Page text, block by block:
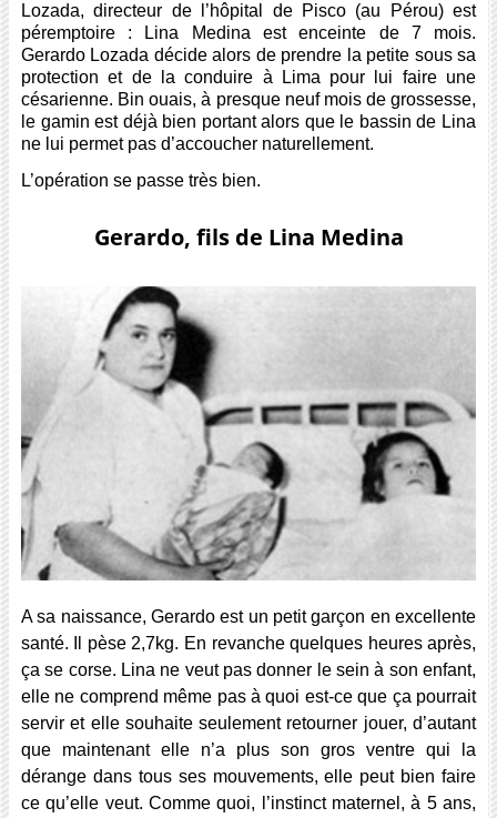
Lozada, directeur de l’hôpital de Pisco (au Pérou) est
péremptoire : Lina Medina est enceinte de 7 mois.
Gerardo Lozada décide alors de prendre la petite sous sa
protection et de la conduire à Lima pour lui faire une
césarienne. Bin ouais, à presque neuf mois de grossesse,
le gamin est déjà bien portant alors que le bassin de Lina
ne lui permet pas d’accoucher naturellement.
L’opération se passe très bien.
Gerardo, fils de Lina Medina
A sa naissance, Gerardo est un petit garçon en excellente
santé. Il pèse 2,7kg. En revanche quelques heures après,
ça se corse. Lina ne veut pas donner le sein à son enfant,
elle ne comprend même pas à quoi est-ce que ça pourrait
servir et elle souhaite seulement retourner jouer, d’autant
que maintenant elle n’a plus son gros ventre qui la
dérange dans tous ses mouvements, elle peut bien faire
ce qu’elle veut. Comme quoi, l’instinct maternel, à 5 ans,